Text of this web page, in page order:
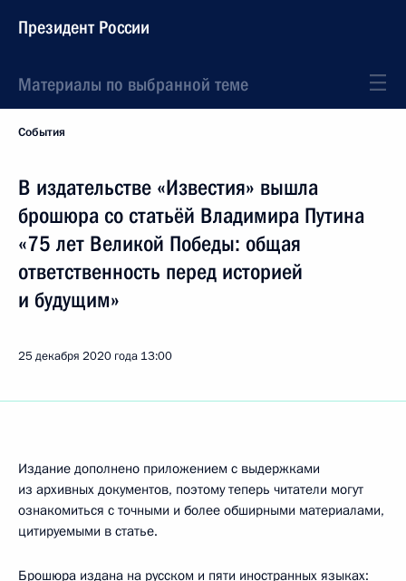
Президент России
Материалы по выбранной теме
События
В издательстве «Известия» вышла
брошюра со статьёй Владимира Путина
«75 лет Великой Победы: общая
ответственность перед историей
и будущим»
25 декабря 2020 года 13:00
Издание дополнено приложением с выдержками
из архивных документов, поэтому теперь читатели могут
ознакомиться с точными и более обширными материалами,
цитируемыми в статье.
Брошюра издана на русском и пяти иностранных языках: